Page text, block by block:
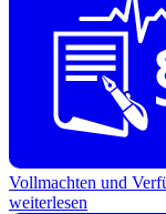
Vollmachten und
weiterlesen